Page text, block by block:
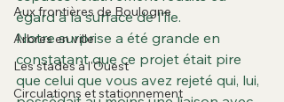
Aux frontières de Boulogne
Arbres en ville
Les stades à l'Ouest
Circulations et stationnement
égard à la surface de l’île.
Notre surprise a été grande en
constatant que ce projet était pire
que celui que vous avez rejeté qui, lui,